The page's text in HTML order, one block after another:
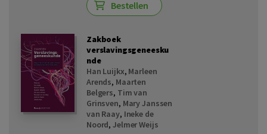
Bestellen
Zakboek
verslavingsgeneesku
nde
Han Luijkx, Marleen
Arends, Maarten
Belgers, Tim van
Grinsven, Mary Janssen
van Raay, Ineke de
Noord,Jelmer Weijs